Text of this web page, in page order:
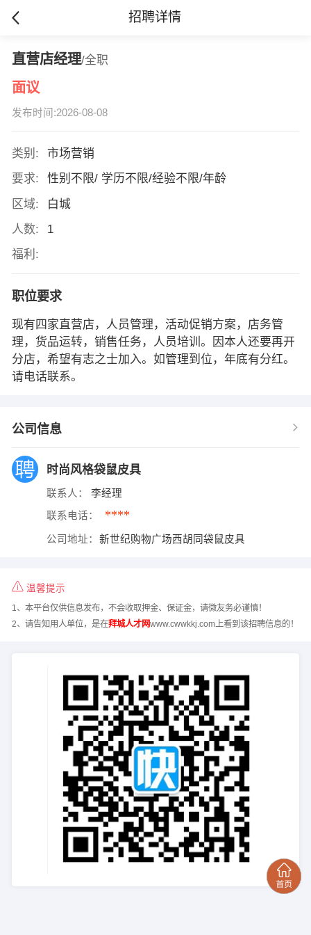
招聘详情
直营店经理/全职
面议
发布时间:2026-08-08
类别:
市场营销
要求:
性别不限/ 学历不限/经验不限/年龄
区域:
白城
人数:
1
福利:
职位要求
现有四家直营店，人员管理，活动促销方案，店务管
理，货品运转，销售任务，人员培训。因本人还要再开
分店，希望有志之士加入。如管理到位，年底有分红。
请电话联系。
公司信息
时尚风格袋鼠皮具
联系人： 李经理
联系电话： ****
公司地址： 新世纪购物广场西胡同袋鼠皮具
温馨提示
1、本平台仅供信息发布，不会收取押金、保证金，请微友务必谨慎！
2、请告知用人单位，是在拜城人才网www.cwwkkj.com上看到该招聘信息的！